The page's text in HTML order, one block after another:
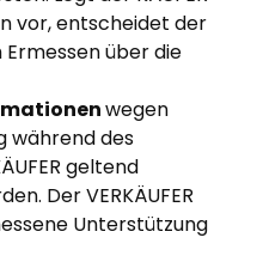
vor, entscheidet der
Ermessen über die
wegen
während des
geltend
Der VERKÄUFER
Unterstützung